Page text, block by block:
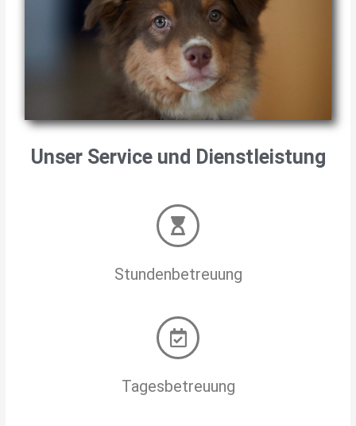
Unser Service und Dienstleistung
Stundenbetreuung
Tagesbetreuung